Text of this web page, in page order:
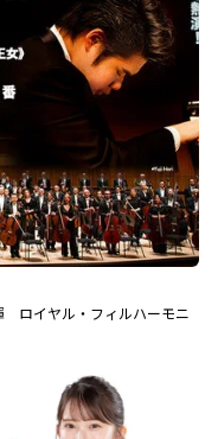
ロイヤル・フィルハーモニ